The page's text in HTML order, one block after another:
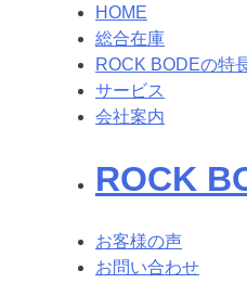
HOME
総合在庫
ROCK BODEの特
サービス
会社案内
ROCK
お客様の声
お問い合わせ